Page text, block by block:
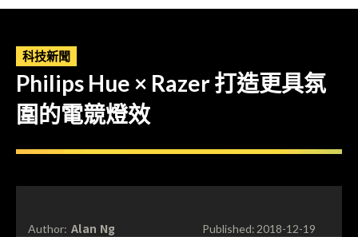
科技新聞
Philips Hue × Razer 打造更具氛
圍的電競燈效
Author: Alan Ng Published:2018-12-19